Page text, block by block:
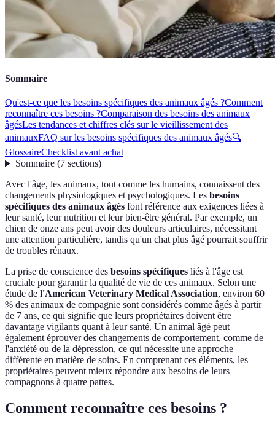
Sommaire
Qu'est-ce que les besoins spécifiques des animaux âgés ?Comment
reconnaître ces besoins ?Comparaison des besoins des animaux
âgésLes tendances et chiffres clés sur le vieillissement des
animauxFAQ sur les besoins spécifiques des animaux âgés🔍
GlossaireChecklist avant achat
Sommaire(7 sections)
Avec l'âge, les animaux, tout comme les humains, connaissent des
changements physiologiques et psychologiques. Les besoins
spécifiques des animaux âgés font référence aux exigences liées à
leur santé, leur nutrition et leur bien-être général. Par exemple, un
chien de onze ans peut avoir des douleurs articulaires, nécessitant
une attention particulière, tandis qu'un chat plus âgé pourrait souffrir
de troubles rénaux.
La prise de conscience des besoins spécifiques liés à l'âge est
cruciale pour garantir la qualité de vie de ces animaux. Selon une
étude de l'American Veterinary Medical Association, environ 60
% des animaux de compagnie sont considérés comme âgés à partir
de 7 ans, ce qui signifie que leurs propriétaires doivent être
davantage vigilants quant à leur santé. Un animal âgé peut
également éprouver des changements de comportement, comme de
l'anxiété ou de la dépression, ce qui nécessite une approche
différente en matière de soins. En comprenant ces éléments, les
propriétaires peuvent mieux répondre aux besoins de leurs
compagnons à quatre pattes.
Comment reconnaître ces besoins ?